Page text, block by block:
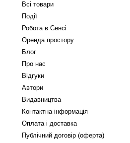
Всі товари
Події
Робота в Сенсі
Оренда простору
Блог
Про нас
Відгуки
Автори
Видавництва
Контактна інформація
Оплата і доставка
Публічний договір (оферта)